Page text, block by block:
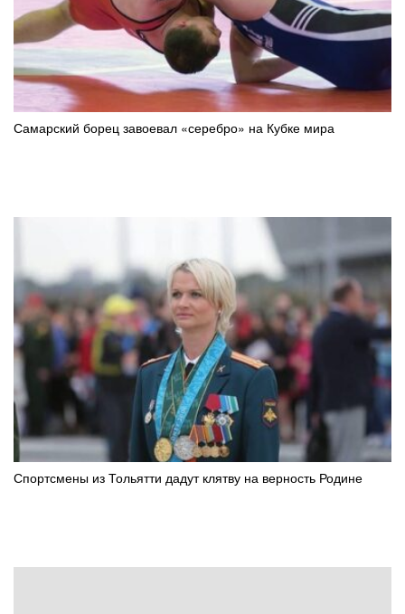
Самарский борец завоевал «серебро» на Кубке мира
Спортсмены из Тольятти дадут клятву на верность Родине